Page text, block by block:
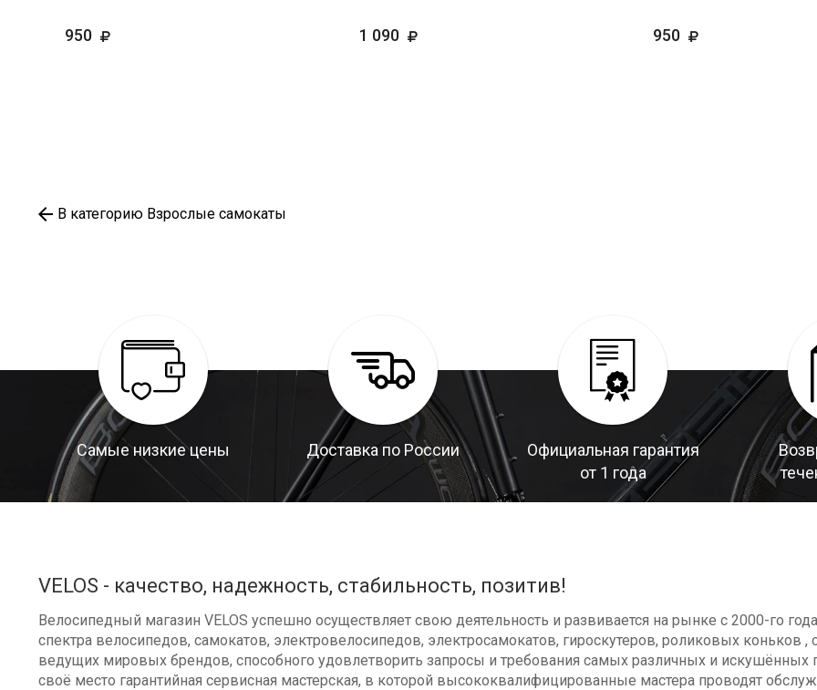
950 1 090 950
В категорию Взрослые самокаты
Самые низкие цены Доставка по России
Официальная гарантия
от 1 года
VELOS - качество, надежность, стабильность, позитив!
Велосипедный магазин VELOS успешно осуществляет свою деятельность и развивается на рынке с 2000-го
спектра велосипедов, самокатов, электровелосипедов, электросамокатов, гироскутеров, роликовых коньков ,
ведущих мировых брендов, способного удовлетворить запросы и требования самых различных и искушённых
своё место гарантийная сервисная мастерская, в которой высококвалифицированные мастера проводят